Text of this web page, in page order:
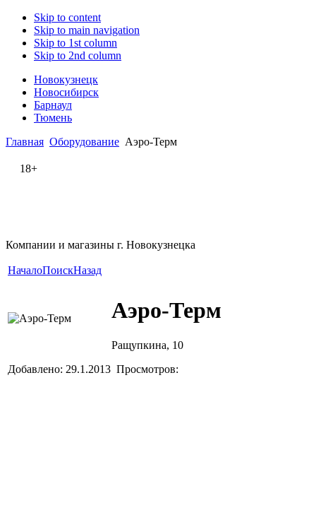
Skip to content
Skip to main navigation
Skip to 1st column
Skip to 2nd column
Новокузнецк
Новосибирск
Барнаул
Тюмень
Главная Оборудование Аэро-Терм
18+
Компании и магазины г. Новокузнецка
НачалоПоискНазад
Аэро-Терм
Ращупкина, 10
Добавлено: 29.1.2013 Просмотров: